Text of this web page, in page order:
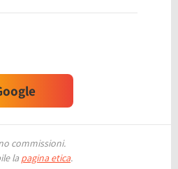
commissioni.
la pagina etica.